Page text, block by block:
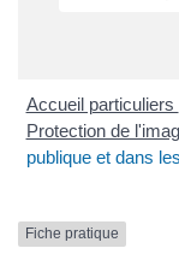
Accueil particuliers
Protection de
publique et dans
Fiche pratique